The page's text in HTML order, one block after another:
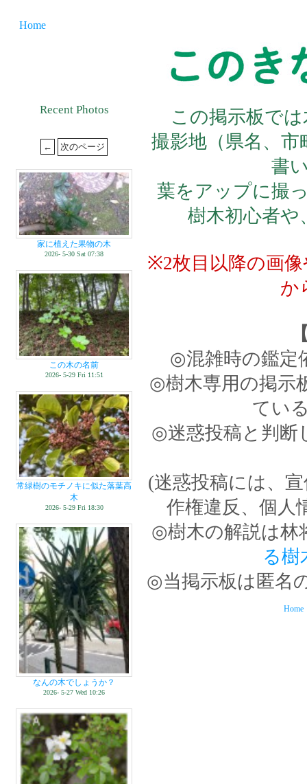
Home
Recent Photos
家に植えた果物の木
2026- 5-30 Sat 07:38
この木の名前
2026- 5-29 Fri 11:51
常緑樹のモチノキに似た落葉高
木
2026- 5-29 Fri 18:30
なんの木でしょうか？
2026- 5-27 Wed 10:26
この掲示板で
撮影地（県名、
書
葉をアップに撮
樹木初心者や
※2枚目以降の画
か
◎混雑時の鑑定
◎樹木専用の掲示
てい
◎迷惑投稿と判断
(迷惑投稿には、
作権違反、個人
◎樹木の解説は林
る樹
◎当掲示板は匿名
Home